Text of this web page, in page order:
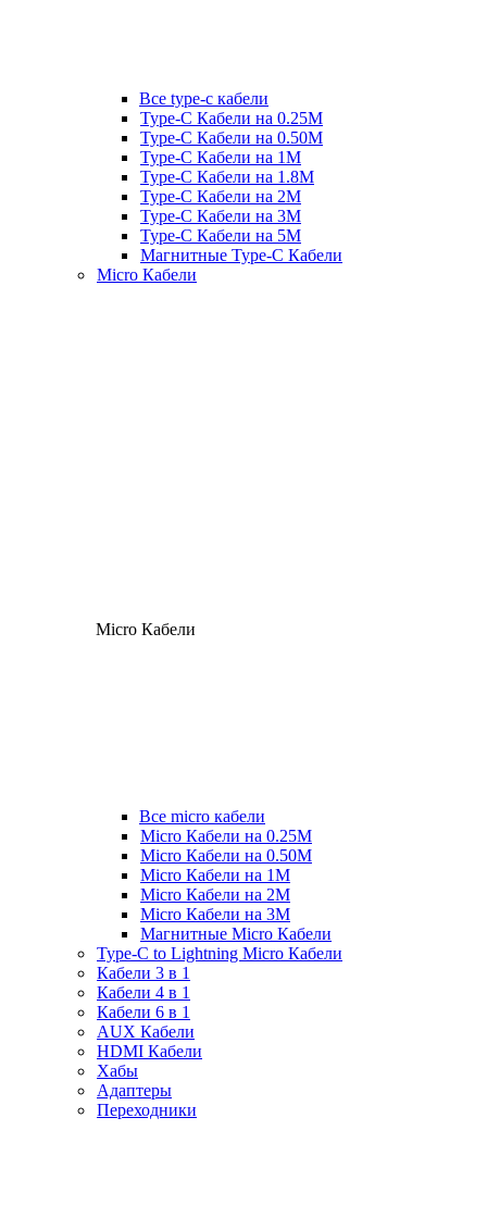
Все type-c кабели
Type-C Кабели на 0.25М
Type-C Кабели на 0.50М
Type-C Кабели на 1М
Type-C Кабели на 1.8М
Type-C Кабели на 2М
Type-C Кабели на 3М
Type-C Кабели на 5М
Магнитные Type-C Кабели
Micro Кабели
Micro Кабели
Все micro кабели
Micro Кабели на 0.25М
Micro Кабели на 0.50М
Micro Кабели на 1М
Micro Кабели на 2М
Micro Кабели на 3М
Магнитные Micro Кабели
Type-C to Lightning Micro Кабели
Кабели 3 в 1
Кабели 4 в 1
Кабели 6 в 1
AUX Кабели
HDMI Кабели
Хабы
Адаптеры
Переходники